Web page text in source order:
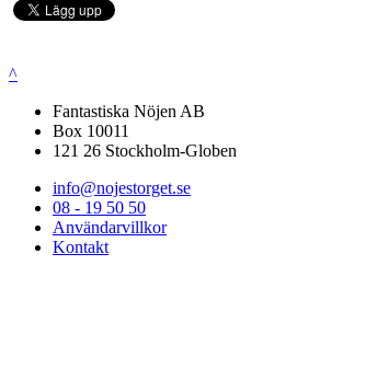
^
Fantastiska Nöjen AB
Box 10011
121 26 Stockholm-Globen
info@nojestorget.se
08 - 19 50 50
Användarvillkor
Kontakt